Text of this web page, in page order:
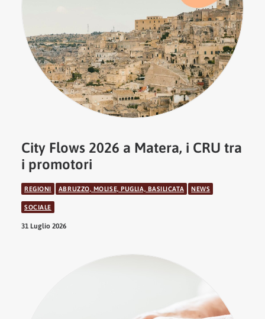
City Flows 2026 a Matera, i CRU tra
i promotori
REGIONI ABRUZZO, MOLISE, PUGLIA, BASILICATA NEWS
SOCIALE
31 Luglio 2026